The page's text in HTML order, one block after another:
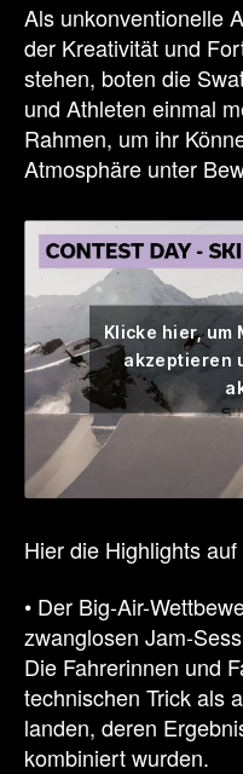
Als unkonventionelle
der Kreativität und
stehen, boten die
und Athleten einmal
Rahmen, um ihr
Atmosphäre unter
Klicke hier, um
akzeptieren
Hier die Highlights
• Der Big-Air-
zwanglosen Jam-
Die Fahrerinnen und
technischen Trick als
landen, deren
kombiniert wurden.